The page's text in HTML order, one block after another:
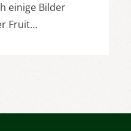
einige Bilder
Fruit…